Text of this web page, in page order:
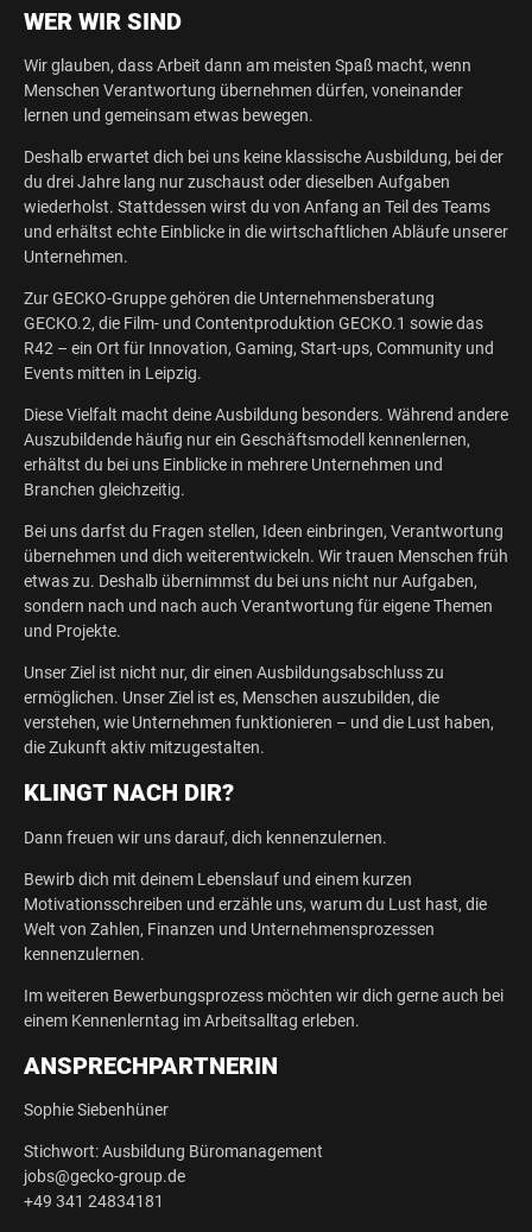
WER WIR SIND
Wir glauben, dass Arbeit dann am meisten Spaß macht, wenn
Menschen Verantwortung übernehmen dürfen, voneinander
lernen und gemeinsam etwas bewegen.
Deshalb erwartet dich bei uns keine klassische Ausbildung, bei der
du drei Jahre lang nur zuschaust oder dieselben Aufgaben
wiederholst. Stattdessen wirst du von Anfang an Teil des Teams
und erhältst echte Einblicke in die wirtschaftlichen Abläufe unserer
Unternehmen.
Zur GECKO-Gruppe gehören die Unternehmensberatung
GECKO.2, die Film- und Contentproduktion GECKO.1 sowie das
R42 – ein Ort für Innovation, Gaming, Start-ups, Community und
Events mitten in Leipzig.
Diese Vielfalt macht deine Ausbildung besonders. Während andere
Auszubildende häufig nur ein Geschäftsmodell kennenlernen,
erhältst du bei uns Einblicke in mehrere Unternehmen und
Branchen gleichzeitig.
Bei uns darfst du Fragen stellen, Ideen einbringen, Verantwortung
übernehmen und dich weiterentwickeln. Wir trauen Menschen früh
etwas zu. Deshalb übernimmst du bei uns nicht nur Aufgaben,
sondern nach und nach auch Verantwortung für eigene Themen
und Projekte.
Unser Ziel ist nicht nur, dir einen Ausbildungsabschluss zu
ermöglichen. Unser Ziel ist es, Menschen auszubilden, die
verstehen, wie Unternehmen funktionieren – und die Lust haben,
die Zukunft aktiv mitzugestalten.
KLINGT NACH DIR?
Dann freuen wir uns darauf, dich kennenzulernen.
Bewirb dich mit deinem Lebenslauf und einem kurzen
Motivationsschreiben und erzähle uns, warum du Lust hast, die
Welt von Zahlen, Finanzen und Unternehmensprozessen
kennenzulernen.
Im weiteren Bewerbungsprozess möchten wir dich gerne auch bei
einem Kennenlerntag im Arbeitsalltag erleben.
ANSPRECHPARTNERIN
Sophie Siebenhüner
Stichwort: Ausbildung Büromanagement
jobs@gecko-group.de
+49 341 24834181